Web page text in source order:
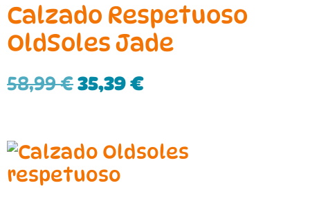
Calzado Respetuoso
OldSoles Jade
58,99€35,39€